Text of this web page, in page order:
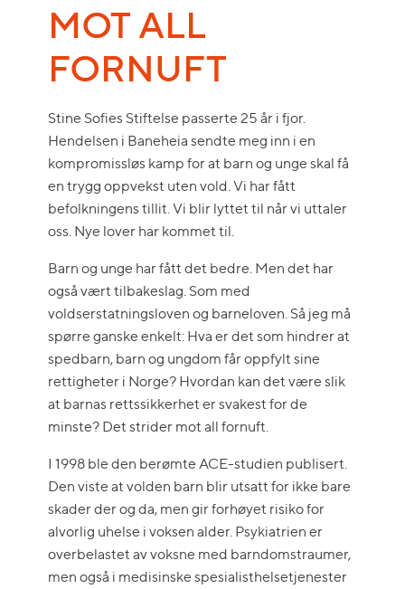
MOT ALL
FORNUFT
Stine Sofies Stiftelse passerte 25 år i fjor.
Hendelsen i Baneheia sendte meg inn i en
kompromissløs kamp for at barn og unge skal få
en trygg oppvekst uten vold. Vi har fått
befolkningens tillit. Vi blir lyttet til når vi uttaler
oss. Nye lover har kommet til.
Barn og unge har fått det bedre. Men det har
også vært tilbakeslag. Som med
voldserstatningsloven og barneloven. Så jeg må
spørre ganske enkelt: Hva er det som hindrer at
spedbarn, barn og ungdom får oppfylt sine
rettigheter i Norge? Hvordan kan det være slik
at barnas rettssikkerhet er svakest for de
minste? Det strider mot all fornuft.
I 1998 ble den berømte ACE-studien publisert.
Den viste at volden barn blir utsatt for ikke bare
skader der og da, men gir forhøyet risiko for
alvorlig uhelse i voksen alder. Psykiatrien er
overbelastet av voksne med barndomstraumer,
men også i medisinske spesialisthelsetjenester